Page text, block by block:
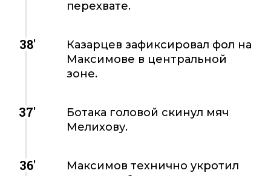
перехвате.
38'
Казарцев зафиксировал фол на
Максимове в центральной
зоне.
37'
Ботака головой скинул мяч
Мелихову.
36'
Максимов технично укротил